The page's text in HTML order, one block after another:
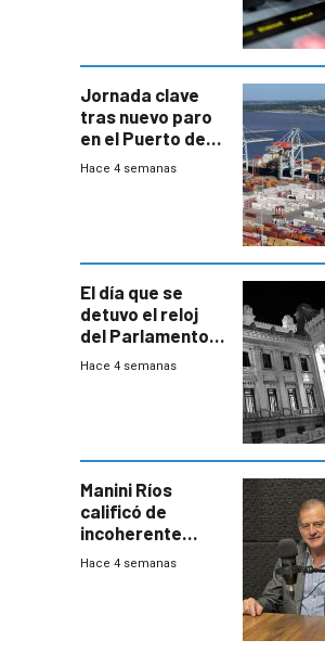
Jornada clave
tras nuevo paro
en el Puerto de
Montevideo
Hace 4 semanas
El día que se
detuvo el reloj
del Parlamento
para negociar
Hace 4 semanas
Manini Ríos
calificó de
incoherente
decisión de
Hace 4 semanas